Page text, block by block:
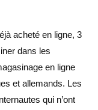
acheté en ligne, 3
dans les
en ligne
et allemands. Les
qui n’ont